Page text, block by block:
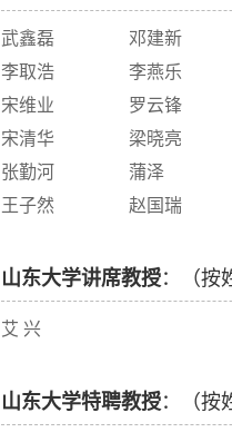
武鑫磊 邓建新
李取浩
李燕乐
宋维业
罗云锋
宋清华
梁晓亮
张勤河
蒲泽
王子然
赵国瑞
山东大学讲席教授：（按
艾 兴
山东大学特聘教授：（按